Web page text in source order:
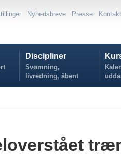
Nyhedsbreve Presse Kontakt
Discipliner
Svømning,
livredning, åbent
vand...